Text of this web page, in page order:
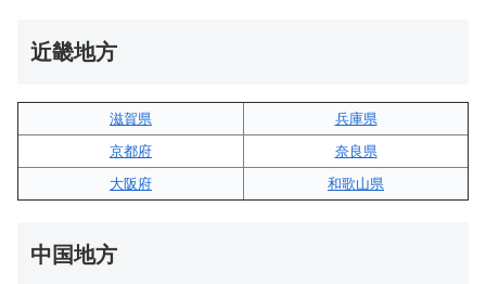
近畿地方
滋賀県
兵庫県
京都府
奈良県
大阪府
和歌山県
中国地方